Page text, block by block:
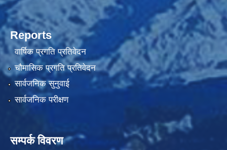
Reports
वार्षिक प्रगति प्रतिवेदन
चौमासिक प्रगति प्रतिवेदन
सार्वजनिक सुनुवाई
सार्वजनिक परीक्षण
सम्पर्क विवरण